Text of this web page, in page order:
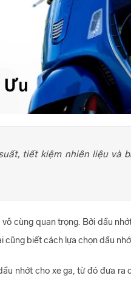
tiết kiệm nhiên liệu và
cùng quan trọng. Bởi dầu
cũng biết cách lựa chọn dầu
nhớt cho xe ga, từ đó đưa